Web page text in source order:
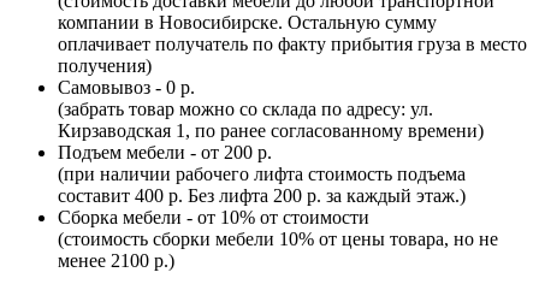
компании в Новосибирске. Остальную сумму
оплачивает получатель по факту прибытия груза в место
получения)
Самовывоз - 0 р.
(забрать товар можно со склада по адресу: ул.
Кирзаводская 1, по ранее согласованному времени)
Подъем мебели - от 200 р.
(при наличии рабочего лифта стоимость подъема
составит 400 р. Без лифта 200 р. за каждый этаж.)
Сборка мебели - от 10% от стоимости
(стоимость сборки мебели 10% от цены товара, но не
менее 2100 р.)